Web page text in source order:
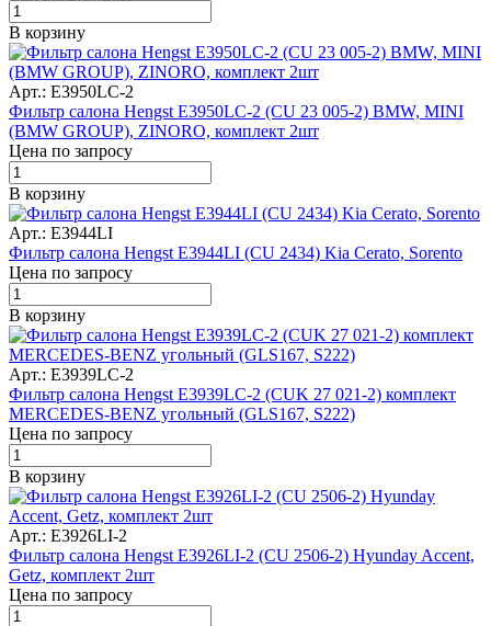
В корзину
Арт.: E3950LC-2
Фильтр салона Hengst E3950LC-2 (CU 23 005-2) BMW, MINI
(BMW GROUP), ZINORO, комплект 2шт
Цена по запросу
В корзину
Арт.: E3944LI
Фильтр салона Hengst E3944LI (CU 2434) Kia Cerato, Sorento
Цена по запросу
В корзину
Арт.: E3939LC-2
Фильтр салона Hengst E3939LC-2 (CUK 27 021-2) комплект
MERCEDES-BENZ угольный (GLS167, S222)
Цена по запросу
В корзину
Арт.: E3926LI-2
Фильтр салона Hengst E3926LI-2 (CU 2506-2) Hyunday Accent,
Getz, комплект 2шт
Цена по запросу